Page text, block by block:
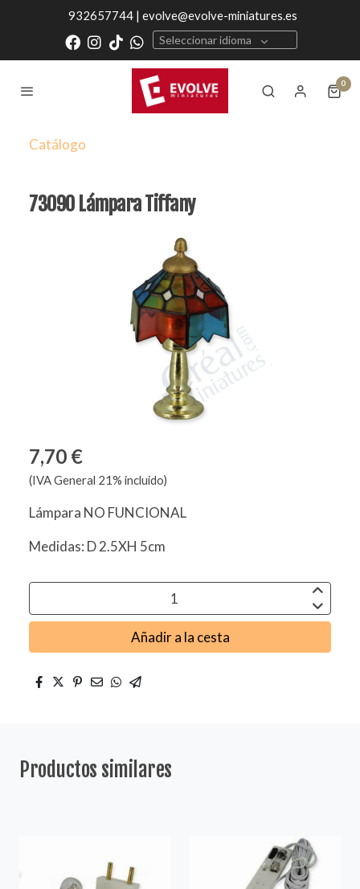
932657744 | evolve@evolve-miniatures.es
Seleccionar idioma
0
Catálogo
73090 Lámpara Tiffany
7,70 €
(IVA General 21% incluido)
Lámpara NO FUNCIONAL
Medidas: D 2.5XH 5cm
Añadir a la cesta
Productos similares